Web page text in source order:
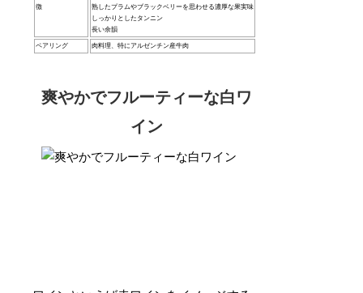
徴
熟したプラムやブラックベリーを思わせる濃厚な果実味
しっかりとしたタンニン
長い余韻
ペアリング 肉料理、特にアルゼンチン産牛肉
爽やかでフルーティーな白ワ
イン